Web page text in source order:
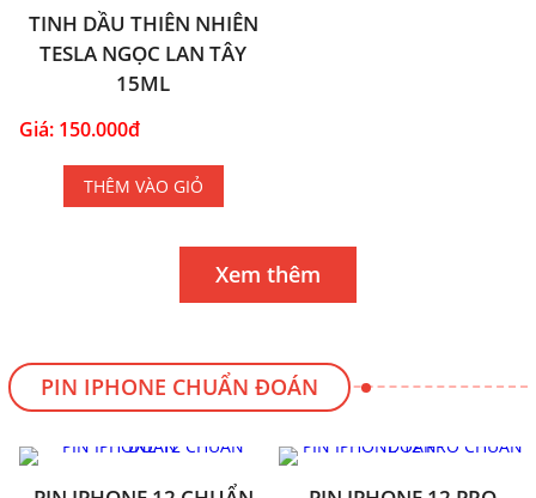
TINH DẦU THIÊN NHIÊN
TESLA NGỌC LAN TÂY
15ML
Giá: 150.000đ
THÊM VÀO GIỎ
Xem thêm
PIN IPHONE CHUẨN ĐOÁN